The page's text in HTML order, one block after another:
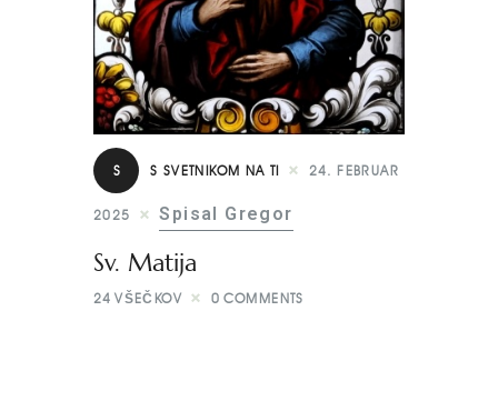
S S SVETNIKOM NA TI 24. FEBRUAR
2025 Spisal Gregor
Sv. Matija
24 VŠEČKOV 0 COMMENTS